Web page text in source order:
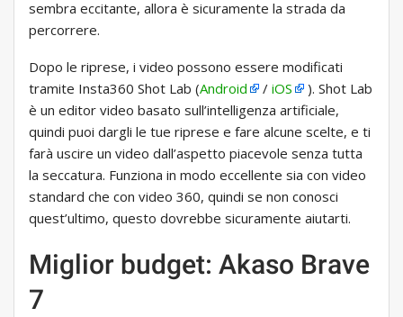
sembra eccitante, allora è sicuramente la strada da
percorrere.
Dopo le riprese, i video possono essere modificati
tramite Insta360 Shot Lab (Android / iOS
). Shot Lab
è un editor video basato sull’intelligenza artificiale,
quindi puoi dargli le tue riprese e fare alcune scelte, e ti
farà uscire un video dall’aspetto piacevole senza tutta
la seccatura. Funziona in modo eccellente sia con video
standard che con video 360, quindi se non conosci
quest’ultimo, questo dovrebbe sicuramente aiutarti.
Miglior budget: Akaso Brave
7